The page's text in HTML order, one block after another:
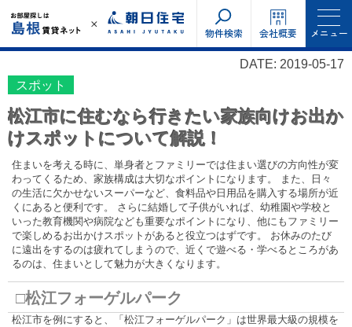
物件検索 会社概要 メニュー
DATE: 2019-05-17
スポット
松江市に住むなら行きたい家族向けお出か
けスポットについて解説！
住まいを考える時に、単身者とファミリーでは住まい選びの方向性が変
わってくるため、家族構成は大切なポイントになります。 また、日々
の生活に欠かせないスーパーなど、食料品や日用品を購入する場所が近
くにあると便利です。 さらに結婚して子供がいれば、幼稚園や学校と
いった教育機関や病院なども重要なポイントになり、他にもファミリー
で楽しめるお出かけスポットがあると役立つはずです。 お休みのたび
に遠出をするのは疲れてしまうので、近くで遊べる・学べるところがあ
るのは、住まいとして魅力が大きくなります。
□松江フォーゲルパーク
松江市を例にすると、「松江フォーゲルパーク」は世界最大級の規模を